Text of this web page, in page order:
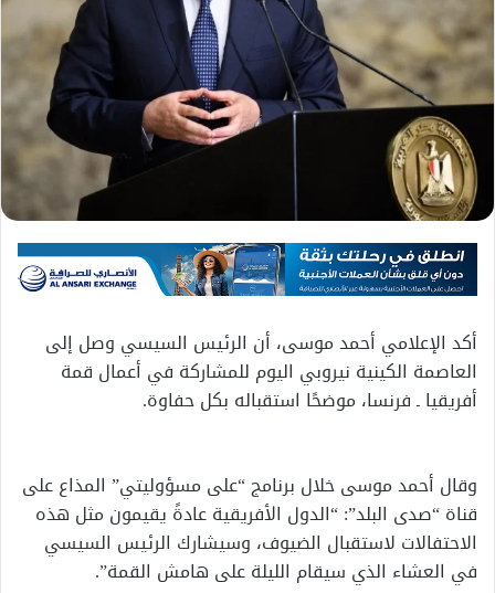
أكد الإعلامي أحمد موسى، أن الرئيس السيسي وصل إلى
العاصمة الكينية نيروبي اليوم للمشاركة في أعمال قمة
أفريقيا ـ فرنسا، موضحًا استقباله بكل حفاوة.
وقال أحمد موسى خلال برنامج “على مسؤوليتي” المذاع على
قناة “صدى البلد”: “الدول الأفريقية عادةً يقيمون مثل هذه
الاحتفالات لاستقبال الضيوف، وسيشارك الرئيس السيسي
في العشاء الذي سيقام الليلة على هامش القمة”.